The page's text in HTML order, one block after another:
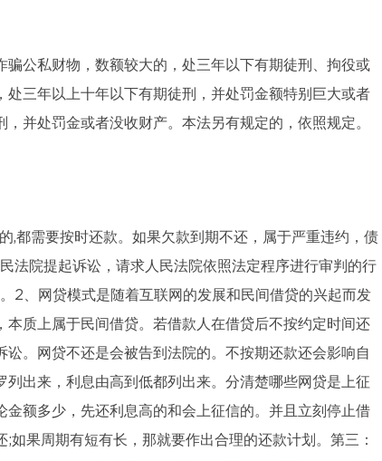
公私财物，数额较大的，处三年以下有期徒刑、拘役或
三年以上十年以下有期徒刑，并处罚金额特别巨大或者
并处罚金或者没收财产。本法另有规定的，依照规定。
,都需要按时还款。如果欠款到期不还，属于严重违约，债
法院提起诉讼，请求人民法院依照法定程序进行审判的行
2、网贷模式是随着互联网的发展和民间借贷的兴起而发
质上属于民间借贷。若借款人在借贷后不按约定时间还
。网贷不还是会被告到法院的。不按期还款还会影响自
出来，利息由高到低都列出来。分清楚哪些网贷是上征
额多少，先还利息高的和会上征信的。并且立刻停止借
果周期有短有长，那就要作出合理的还款计划。第三：